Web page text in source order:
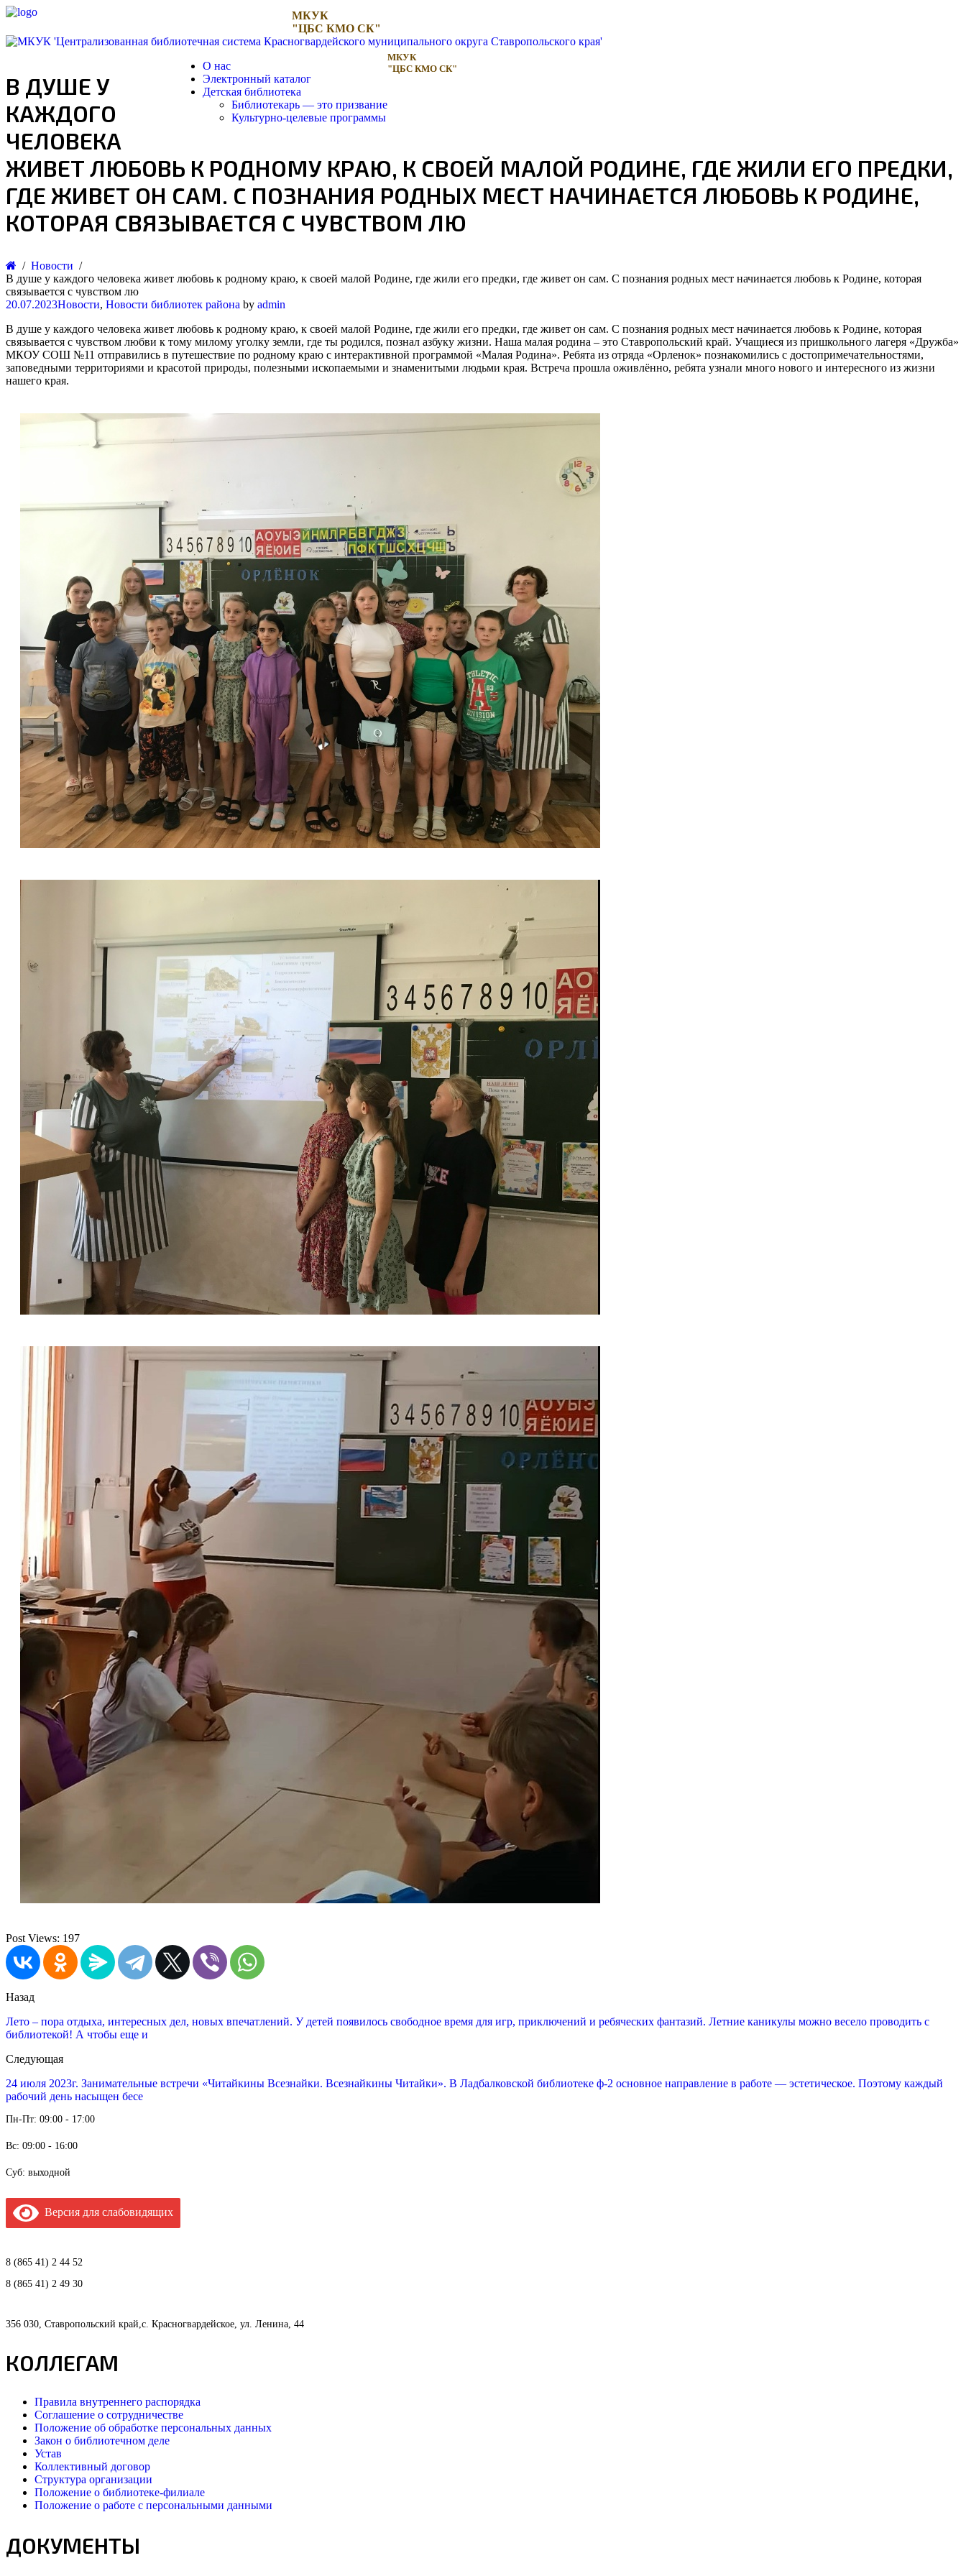
МКУК
"ЦБС КМО СК"
МКУК
"ЦБС КМО СК"
О нас
Электронный каталог
Детская библиотека
Библиотекарь — это призвание
Культурно-целевые программы
В ДУШЕ У
КАЖДОГО
ЧЕЛОВЕКА
ЖИВЕТ ЛЮБОВЬ К РОДНОМУ КРАЮ, К СВОЕЙ МАЛОЙ РОДИНЕ, ГДЕ ЖИЛИ ЕГО ПРЕДКИ,
ГДЕ ЖИВЕТ ОН САМ. С ПОЗНАНИЯ РОДНЫХ МЕСТ НАЧИНАЕТСЯ ЛЮБОВЬ К РОДИНЕ,
КОТОРАЯ СВЯЗЫВАЕТСЯ С ЧУВСТВОМ ЛЮ
Новости
В душе у каждого человека живет любовь к родному краю, к своей малой Родине, где жили его предки, где живет он сам. С познания родных мест начинается любовь к Родине, которая
связывается с чувством лю
20.07.2023Новости, Новости библиотек района by admin
В душе у каждого человека живет любовь к родному краю, к своей малой Родине, где жили его предки, где живет он сам. С познания родных мест начинается любовь к Родине, которая
связывается с чувством любви к тому милому уголку земли, где ты родился, познал азбуку жизни. Наша малая родина – это Ставропольский край. Учащиеся из пришкольного лагеря «Дружба»
МКОУ СОШ №11 отправились в путешествие по родному краю с интерактивной программой «Малая Родина». Ребята из отряда «Орленок» познакомились с достопримечательностями,
заповедными территориями и красотой природы, полезными ископаемыми и знаменитыми людьми края. Встреча прошла оживлённо, ребята узнали много нового и интересного из жизни
нашего края.
Post Views: 197
Назад
Лето – пора отдыха, интересных дел, новых впечатлений. У детей появилось свободное время для игр, приключений и ребяческих фантазий. Летние каникулы можно весело проводить с
библиотекой! А чтобы еще и
Следующая
24 июля 2023г. Занимательные встречи «Читайкины Всезнайки. Всезнайкины Читайки». В Ладбалковской библиотеке ф-2 основное направление в работе — эстетическое. Поэтому каждый
рабочий день насыщен бесе
Пн-Пт: 09:00 - 17:00
Вс: 09:00 - 16:00
Суб: выходной
Версия для слабовидящих
8 (865 41) 2 44 52
8 (865 41) 2 49 30
356 030, Ставропольский край,с. Красногвардейское, ул. Ленина, 44
КОЛЛЕГАМ
Правила внутреннего распорядка
Соглашение о сотрудничестве
Положение об обработке персональных данных
Закон о библиотечном деле
Устав
Коллективный договор
Структура организации
Положение о библиотеке-филиале
Положение о работе с персональными данными
ДОКУМЕНТЫ